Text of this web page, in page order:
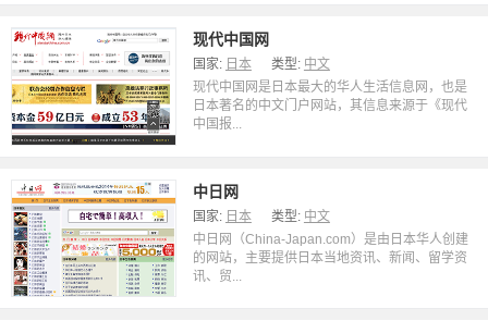
现代中国网
国家: 日本 类型: 中文
现代中国网是日本最大的华人生活信息网，也是
日本著名的中文门户网站，其信息来源于《现代
中国报...
中日网
国家: 日本 类型: 中文
中日网（China-Japan.com）是由日本华人创建
的网站，主要提供日本当地资讯、新闻、留学资
讯、贸...